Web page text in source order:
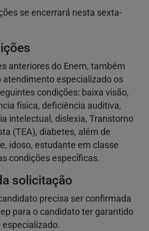
se encerrará nesta sexta-
anteriores do Enem, também
atendimento especializado os
condições: baixa visão,
física, deficiência auditiva,
intelectual, dislexia, Transtorno
(TEA), diabetes, além de
idoso, estudante em classe
condições específicas.
solicitação
precisa ser confirmada
para o candidato ter garantido